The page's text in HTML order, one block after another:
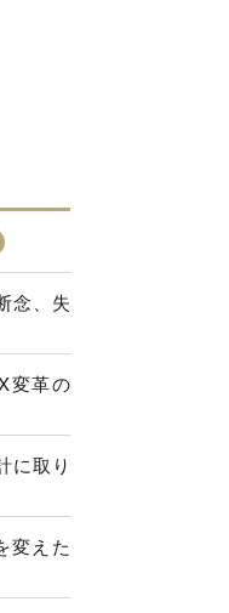
念、失
変革の
に取り
変えた